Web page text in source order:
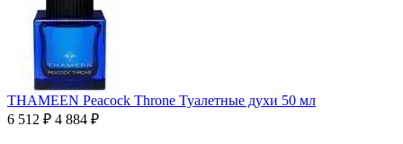
THAMEEN Peacock Throne Туалетные духи 50 мл
6 512 ₽ 4 884 ₽